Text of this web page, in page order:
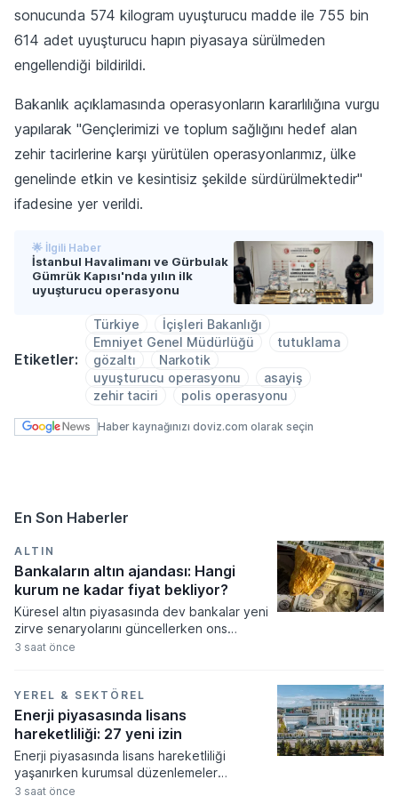
sonucunda 574 kilogram uyuşturucu madde ile 755 bin
614 adet uyuşturucu hapın piyasaya sürülmeden
engellendiği bildirildi.
Bakanlık açıklamasında operasyonların kararlılığına vurgu
yapılarak "Gençlerimizi ve toplum sağlığını hedef alan
zehir tacirlerine karşı yürütülen operasyonlarımız, ülke
genelinde etkin ve kesintisiz şekilde sürdürülmektedir"
ifadesine yer verildi.
🌟 İlgili Haber
İstanbul Havalimanı ve Gürbulak
Gümrük Kapısı'nda yılın ilk
uyuşturucu operasyonu
Etiketler:
Türkiye
İçişleri Bakanlığı
Emniyet Genel Müdürlüğü
tutuklama
gözaltı
Narkotik
uyuşturucu operasyonu
asayiş
zehir taciri
polis operasyonu
Haber kaynağınızı doviz.com olarak seçin
En Son Haberler
ALTIN
Bankaların altın ajandası: Hangi
kurum ne kadar fiyat bekliyor?
Küresel altın piyasasında dev bankalar yeni
zirve senaryolarını güncellerken ons
fiyatının 5.300 dolara kadar tırmanması
doğrultusunda revize edilen tahminler,
fiyatların orta ve uzun vadede tarihi
seviyeleri aşacağına işaret ediyor.
3 saat önce
YEREL & SEKTÖREL
Enerji piyasasında lisans
hareketliliği: 27 yeni izin
Enerji piyasasında lisans hareketliliği
yaşanırken kurumsal düzenlemeler
resmiyet kazandı. Enerji piyasası
3 saat önce